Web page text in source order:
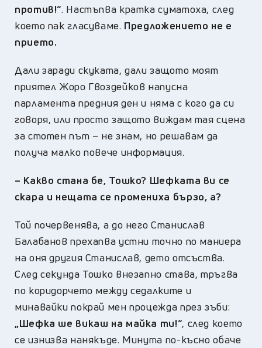
против!“. Настъпва кратка суматоха, след
което пак гласуваме. Предложението не е
прието.
Дали заради скуката, дали защото моят
приятел Жоро Гвоздейков напусна
парламента предния ден и няма с кого да си
говоря, или просто защото виждам тая сцена
за стотен път – не знам, но решавам да
получа малко повече информация.
– Какво стана бе, Тошко? Шефката ви се
скара и нещата се промениха бързо, а?
Той почервенява, а до него Станислав
Балабанов прехапва устни точно по маниера
на оня другия Станислав, дето отсъства.
След секунда Тошко внезапно става, тръгва
по коридорчето между седалките и
минавайки покрай мен процежда през зъби:
„Шефка ше викаш на майка ти!“, след което
се изнизва нанякъде. Минута по-късно обаче